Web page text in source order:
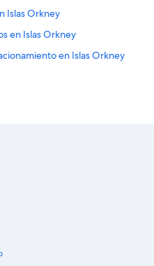
Islas Orkney
en Islas Orkney
en Islas Orkney